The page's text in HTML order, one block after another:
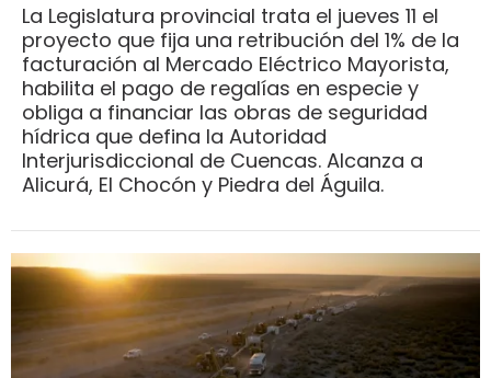
La Legislatura provincial trata el jueves 11 el
proyecto que fija una retribución del 1% de la
facturación al Mercado Eléctrico Mayorista,
habilita el pago de regalías en especie y
obliga a financiar las obras de seguridad
hídrica que defina la Autoridad
Interjurisdiccional de Cuencas. Alcanza a
Alicurá, El Chocón y Piedra del Águila.